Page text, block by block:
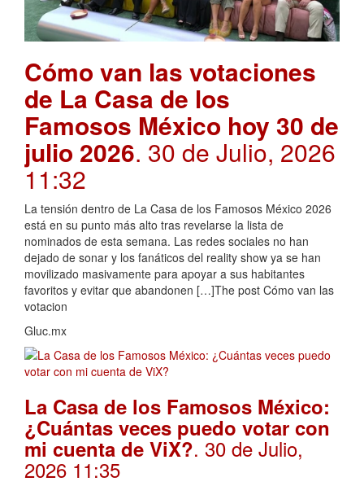
Cómo van las votaciones
de La Casa de los
Famosos México hoy 30 de
julio 2026. 30 de Julio, 2026
11:32
La tensión dentro de La Casa de los Famosos México 2026
está en su punto más alto tras revelarse la lista de
nominados de esta semana. Las redes sociales no han
dejado de sonar y los fanáticos del reality show ya se han
movilizado masivamente para apoyar a sus habitantes
favoritos y evitar que abandonen […]The post Cómo van las
votacion
Gluc.mx
La Casa de los Famosos México:
¿Cuántas veces puedo votar con
mi cuenta de ViX?. 30 de Julio,
2026 11:35